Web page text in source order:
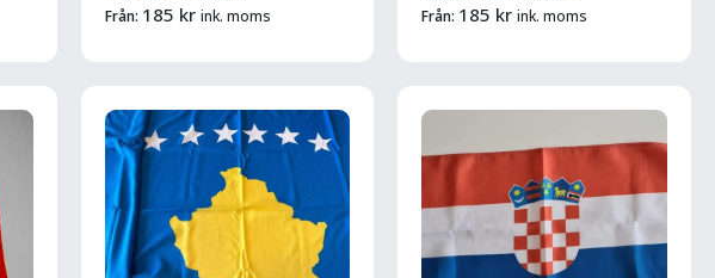
Från: 185 kr ink. moms Från: 185 kr ink. moms